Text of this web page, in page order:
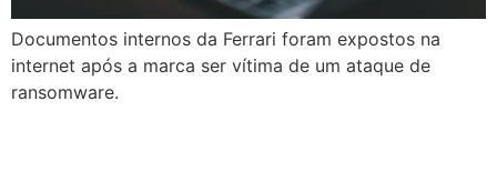
Documentos internos da Ferrari foram expostos na
internet após a marca ser vítima de um ataque de
ransomware.